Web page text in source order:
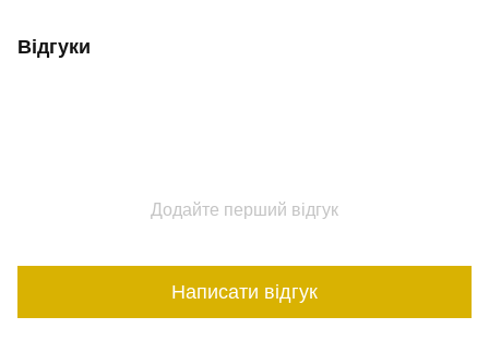
Відгуки
Додайте перший відгук
Написати відгук